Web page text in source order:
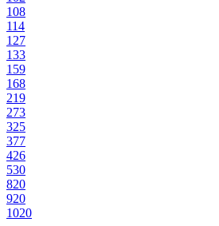
108
114
127
133
159
168
219
273
325
377
426
530
820
920
1020